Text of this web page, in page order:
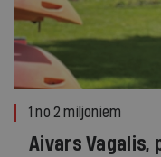
1 no 2 miljoniem
Aivars Vagalis,